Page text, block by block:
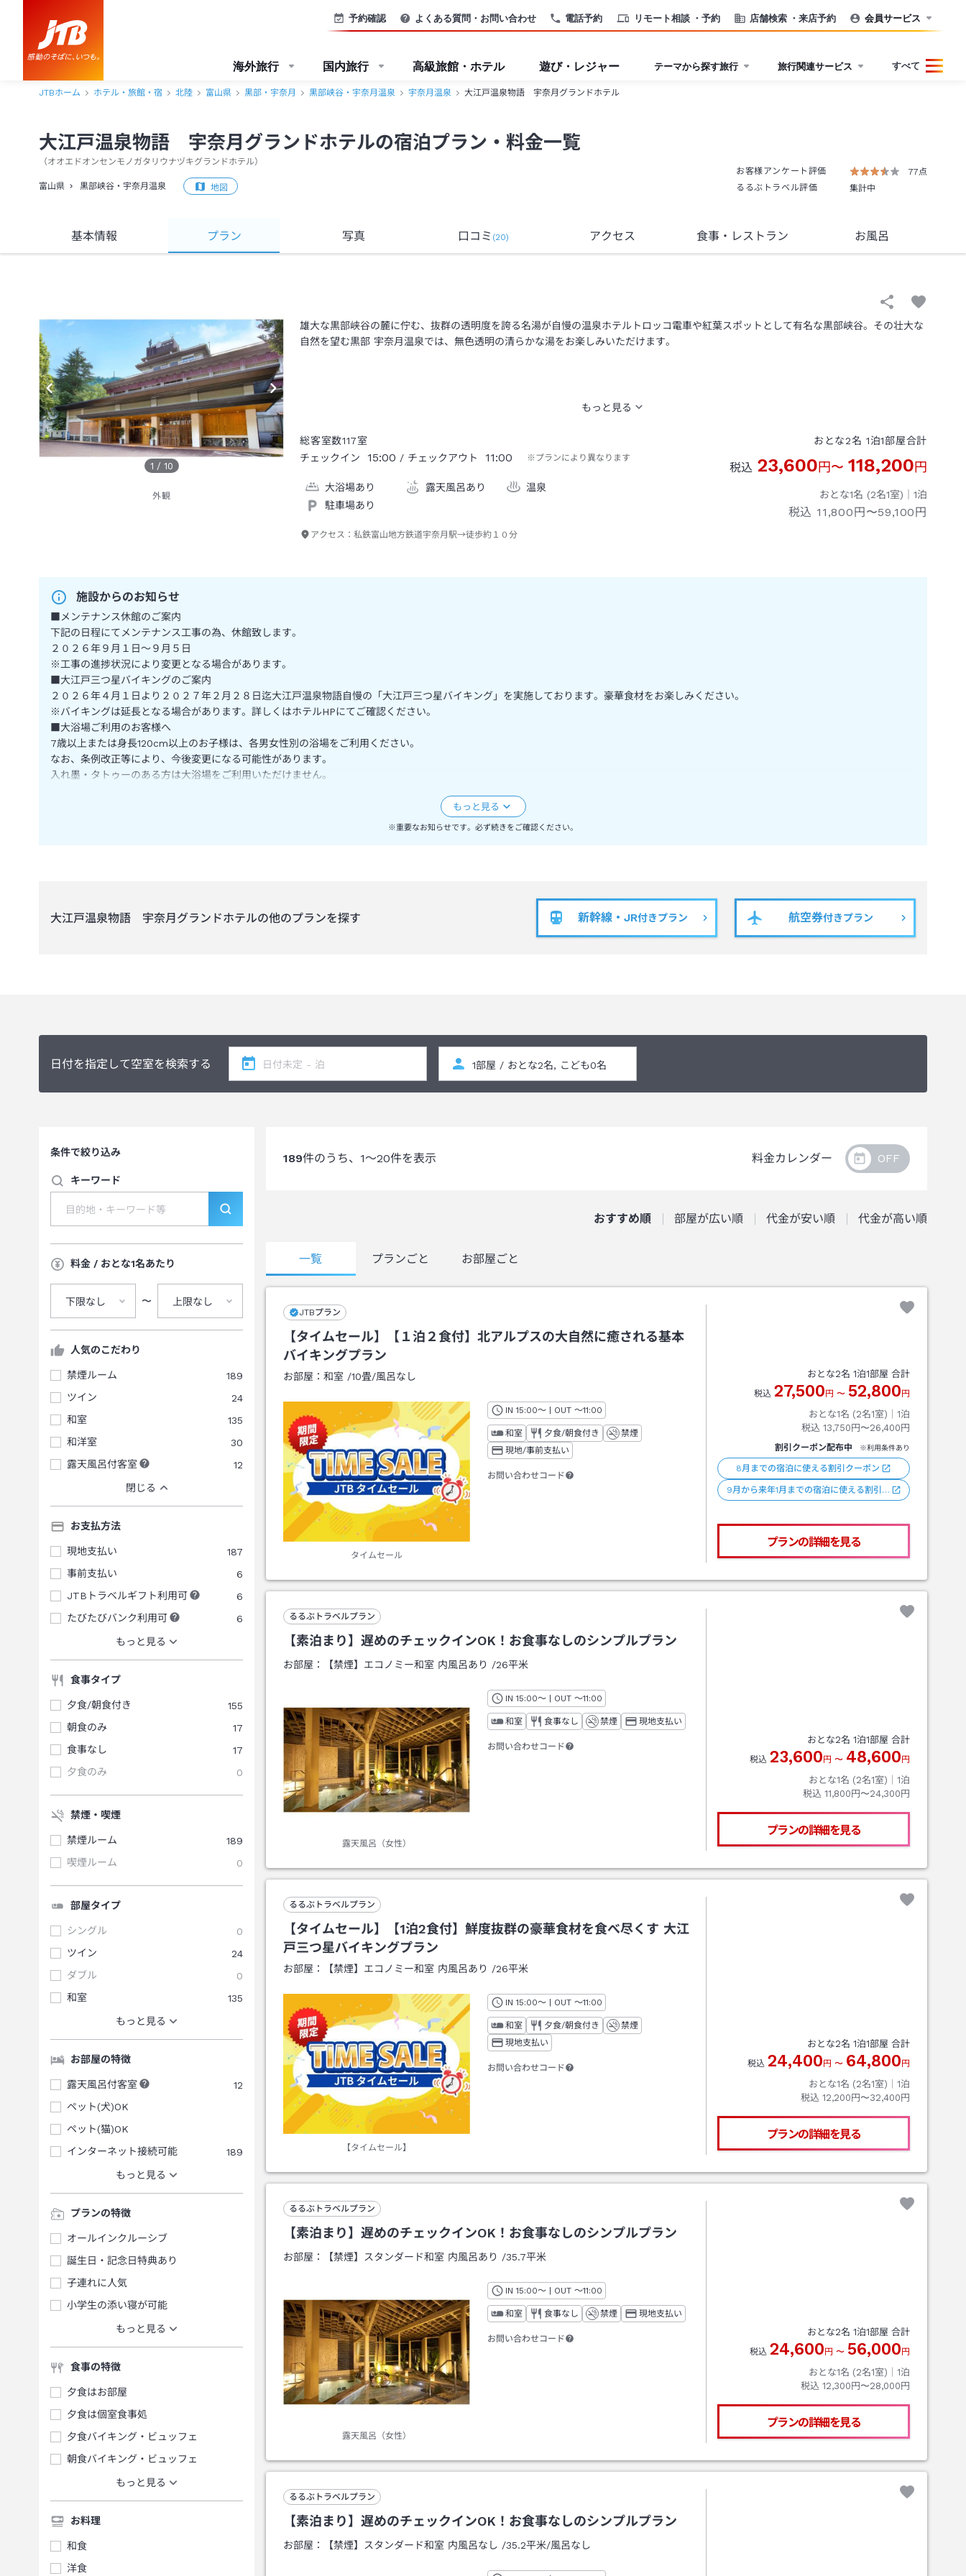
電話予約 リモート相談 ・予約 店舗検索 ・来店予約
予約確認 よくある質問・お問い合わせ 会員サービス
海外旅行 国内旅行 高級旅館・ホテル 遊び・レジャー テーマから探す旅行 旅行関連サービス すべて
JTBホーム ホテル・旅館・宿 北陸 富山県 黒部・宇奈月 黒部峡谷・宇奈月温泉 宇奈月温泉 大江戸温泉物語 宇奈月グランドホテル
大江戸温泉物語 宇奈月グランドホテルの宿泊プラン・料金一覧
（オオエドオンセンモノガタリウナヅキグランドホテル）
富山県 黒部峡谷・宇奈月温泉 地図
お客様アンケート評価
77点
るるぶトラベル評価
集計中
基本情報 プラン 写真 口コミ (20) アクセス 食事・レストラン お風呂
1 / 10
外観
雄大な黒部峡谷の麓に佇む、抜群の透明度を誇る名湯が自慢の温泉ホテルトロッコ電車や紅葉スポットとして有名な黒部峡谷。その壮大な
自然を望む黒部 宇奈月温泉では、無色透明の清らかな湯をお楽しみいただけます。
総客室数117室
チェックイン
15:00 / チェックアウト 11:00 ※プランにより異なります
大浴場あり 露天風呂あり
温泉
駐車場あり
アクセス：私鉄富山地方鉄道宇奈月駅→徒歩約１０分
おとな2名 1泊1部屋合計
税込 23,600円〜 118,200円
おとな1名 (2名1室)｜ 1泊
税込 11,800円〜59,100円
施設からのお知らせ
■メンテナンス休館のご案内
下記の日程にてメンテナンス工事の為、休館致します。
２０２６年９月１日～９月５日
※工事の進捗状況により変更となる場合があります。
■大江戸三つ星バイキングのご案内
２０２６年４月１日より２０２７年２月２８日迄大江戸温泉物語自慢の「大江戸三つ星バイキング」を実施しております。豪華食材をお楽しみください。
※バイキングは延長となる場合があります。詳しくはホテルHPにてご確認ください。
■大浴場ご利用のお客様へ
7歳以上または身長120cm以上のお子様は、各男女性別の浴場をご利用ください。
なお、条例改正等により、今後変更になる可能性があります。
入れ墨・タトゥーのある方は大浴場をご利用いただけません。
このことから誠に恐縮ですが、以下のご対応を承ることができませんのでご了承ください。
なお、中学生以下のお客様のみのご宿泊利用はお断りしております。
※中学校卒業後、同年の3月31日までは中学生扱いになります。
※重要なお知らせです。必ず続きをご確認ください。
大江戸温泉物語 宇奈月グランドホテルの他のプランを探す 新幹線・JR付きプラン 航空券付きプラン
日付を指定して空室を検索する
条件で絞り込み
キーワード
料金 / おとな1名あたり
下限なし 〜 上限なし
人気のこだわり
禁煙ルーム
189
ツイン
24
和室
135
和洋室
30
露天風呂付客室
12
閉じる
お支払方法
現地支払い
187
事前支払い
6
JTBトラベルギフト利用可
6
たびたびバンク利用可
6
もっと見る
食事タイプ
夕食/朝食付き
155
朝食のみ
17
食事なし
17
夕食のみ
0
禁煙・喫煙
禁煙ルーム
189
喫煙ルーム
0
部屋タイプ
シングル
0
ツイン
24
ダブル
0
和室
135
もっと見る
お部屋の特徴
露天風呂付客室
12
ペット(犬)OK
ペット(猫)OK
インターネット接続可能
189
もっと見る
プランの特徴
オールインクルーシブ
誕生日・記念日特典あり
子連れに人気
小学生の添い寝が可能
もっと見る
食事の特徴
夕食はお部屋
夕食は個室食事処
夕食バイキング・ビュッフェ
朝食バイキング・ビュッフェ
もっと見る
お料理
和食
洋食
189件のうち、 1～20件を表示 料金カレンダー
おすすめ順 部屋が広い順 代金が安い順 代金が高い順
一覧 プランごと お部屋ごと
JTBプラン
【タイムセール】【１泊２食付】北アルプスの大自然に癒される基本
バイキングプラン
お部屋： 和室 /10畳/風呂なし
タイムセール
IN チェックイン
15:00～ | OUT チェックアウト
～11:00
和室 夕食/朝食付き
禁煙
現地/事前支払い
お問い合わせコード
おとな2名 1泊1部屋 合計
税込 27,500 円 〜 52,800 円
おとな1名 (2名1室)｜ 1泊
税込 13,750円〜26,400円
割引クーポン配布中 ※利用条件あり
8月までの宿泊に使える割引クーポン
9月から来年1月までの宿泊に使える割引…
プランの詳細を見る
るるぶトラベルプラン
【素泊まり】遅めのチェックインOK！お食事なしのシンプルプラン
お部屋： 【禁煙】エコノミー和室 内風呂あり /26平米
露天風呂（女性）
IN チェックイン
15:00～ | OUT チェックアウト
～11:00
和室 食事なし 禁煙 現地支払い
お問い合わせコード
おとな2名 1泊1部屋 合計
税込 23,600 円 〜 48,600 円
おとな1名 (2名1室)｜ 1泊
税込 11,800円〜24,300円
プランの詳細を見る
るるぶトラベルプラン
【タイムセール】【1泊2食付】鮮度抜群の豪華食材を食べ尽くす 大江
戸三つ星バイキングプラン
お部屋： 【禁煙】エコノミー和室 内風呂あり /26平米
【タイムセール】
IN チェックイン
15:00～ | OUT チェックアウト
～11:00
和室 夕食/朝食付き
禁煙
現地支払い
お問い合わせコード
おとな2名 1泊1部屋 合計
税込 24,400 円 〜 64,800 円
おとな1名 (2名1室)｜ 1泊
税込 12,200円〜32,400円
プランの詳細を見る
るるぶトラベルプラン
【素泊まり】遅めのチェックインOK！お食事なしのシンプルプラン
お部屋： 【禁煙】スタンダード和室 内風呂あり /35.7平米
露天風呂（女性）
IN チェックイン
15:00～ | OUT チェックアウト
～11:00
和室 食事なし 禁煙 現地支払い
お問い合わせコード
おとな2名 1泊1部屋 合計
税込 24,600 円 〜 56,000 円
おとな1名 (2名1室)｜ 1泊
税込 12,300円〜28,000円
プランの詳細を見る
るるぶトラベルプラン
【素泊まり】遅めのチェックインOK！お食事なしのシンプルプラン
お部屋： 【禁煙】スタンダード和室 内風呂なし /35.2平米/風呂なし